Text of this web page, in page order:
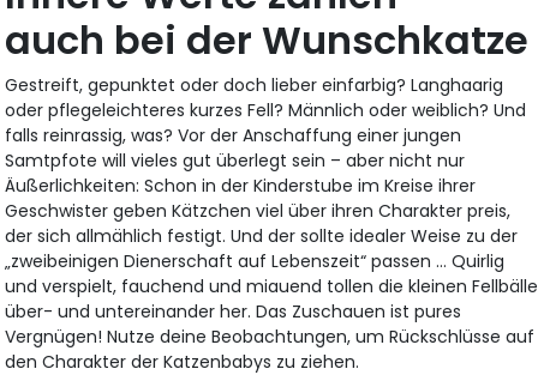
auch bei der Wunschkatze
Gestreift, gepunktet oder doch lieber einfarbig? Langhaarig
oder pflegeleichteres kurzes Fell? Männlich oder weiblich? Und
falls reinrassig, was? Vor der Anschaffung einer jungen
Samtpfote will vieles gut überlegt sein – aber nicht nur
Äußerlichkeiten: Schon in der Kinderstube im Kreise ihrer
Geschwister geben Kätzchen viel über ihren Charakter preis,
der sich allmählich festigt. Und der sollte idealer Weise zu der
„zweibeinigen Dienerschaft auf Lebenszeit“ passen … Quirlig
und verspielt, fauchend und miauend tollen die kleinen Fellbälle
über- und untereinander her. Das Zuschauen ist pures
Vergnügen! Nutze deine Beobachtungen, um Rückschlüsse auf
den Charakter der Katzenbabys zu ziehen.